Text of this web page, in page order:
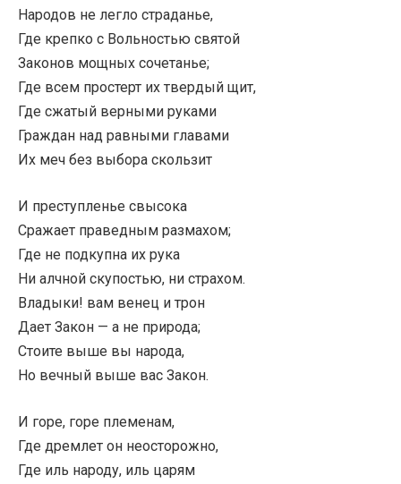
Народов не легло страданье,
Где крепко с Вольностью святой
Законов мощных сочетанье;
Где всем простерт их твердый щит,
Где сжатый верными руками
Граждан над равными главами
Их меч без выбора скользит
И преступленье свысока
Сражает праведным размахом;
Где не подкупна их рука
Ни алчной скупостью, ни страхом.
Владыки! вам венец и трон
Дает Закон — а не природа;
Стоите выше вы народа,
Но вечный выше вас Закон.
И горе, горе племенам,
Где дремлет он неосторожно,
Где иль народу, иль царям